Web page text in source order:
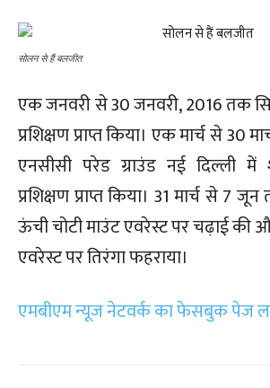
सोलन से हैं बलजीत
एक जनवरी से 30 जनवरी, 2016 तक
प्रशिक्षण प्राप्त किया। एक मार्च से 30
एनसीसी परेड ग्राउंड नई दिल्ली में
प्रशिक्षण प्राप्त किया। 31 मार्च से 7
ऊंची चोटी माउंट एवरेस्ट पर चढ़ाई की
एवरेस्ट पर तिरंगा फहराया।
एमबीएम न्यूज नेटवर्क का फेसबुक पेज